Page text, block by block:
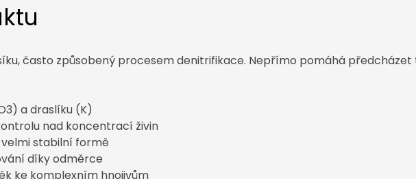
často způsobený procesem denitrifikace. Nepřímo pomáhá
a draslíku (K)
nad koncentrací živin
stabilní formě
díky odměrce
ke komplexním hnojivům